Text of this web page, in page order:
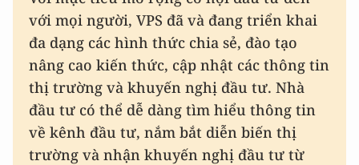
với mọi người, VPS đã và đang triển khai
đa dạng các hình thức chia sẻ, đào tạo
nâng cao kiến thức, cập nhật các thông tin
thị trường và khuyến nghị đầu tư. Nhà
đầu tư có thể dễ dàng tìm hiểu thông tin
về kênh đầu tư, nắm bắt diễn biến thị
trường và nhận khuyến nghị đầu tư từ